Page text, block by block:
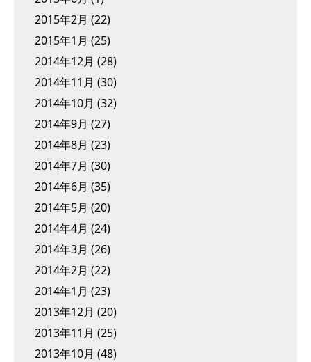
2015年2月 (22)
2015年1月 (25)
2014年12月 (28)
2014年11月 (30)
2014年10月 (32)
2014年9月 (27)
2014年8月 (23)
2014年7月 (30)
2014年6月 (35)
2014年5月 (20)
2014年4月 (24)
2014年3月 (26)
2014年2月 (22)
2014年1月 (23)
2013年12月 (20)
2013年11月 (25)
2013年10月 (48)